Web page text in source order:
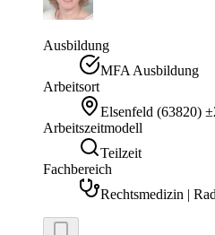
Ausbildung
MFA Ausbildung
Arbeitsort
Elsenfeld (63820)
Arbeitszeitmodell
Teilzeit
Fachbereich
Rechtsmedizin |